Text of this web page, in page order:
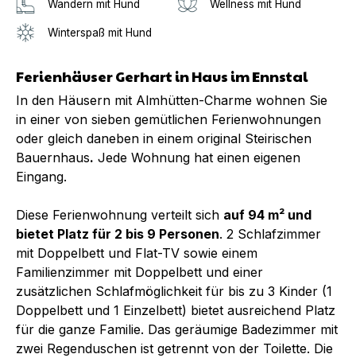
Wandern mit Hund Wellness mit Hund
Winterspaß mit Hund
Ferienhäuser Gerhart in Haus im Ennstal
In den Häusern mit Almhütten-Charme wohnen Sie
in einer von sieben gemütlichen Ferienwohnungen
oder gleich daneben in einem original Steirischen
Bauernhaus. Jede Wohnung hat einen eigenen
Eingang.
Diese Ferienwohnung verteilt sich auf 94 m² und
bietet Platz für 2 bis 9 Personen. 2 Schlafzimmer
mit Doppelbett und Flat-TV sowie einem
Familienzimmer mit Doppelbett und einer
zusätzlichen Schlafmöglichkeit für bis zu 3 Kinder (1
Doppelbett und 1 Einzelbett) bietet ausreichend Platz
für die ganze Familie. Das geräumige Badezimmer mit
zwei Regenduschen ist getrennt von der Toilette. Die